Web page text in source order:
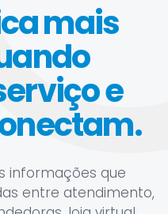
mais
e
informações que
entre atendimento,